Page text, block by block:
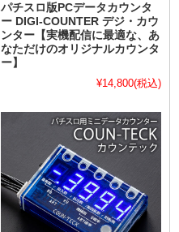
パチスロ版PCデータカウンタ
ー DIGI-COUNTER デジ・カウ
ンター【実機配信に最適な、あ
なただけのオリジナルカウンタ
ー】
¥14,800(税込)